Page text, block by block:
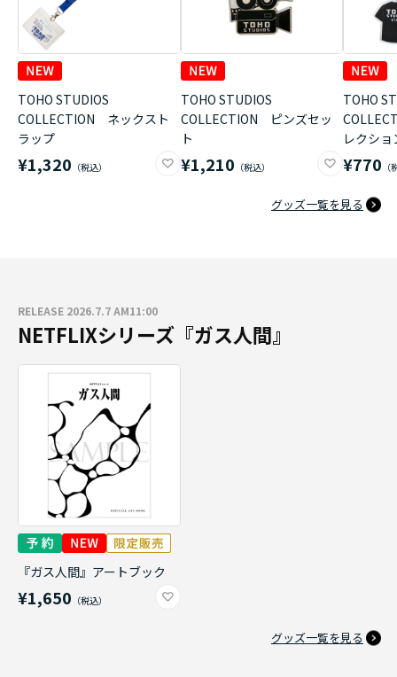
TOHO STUDIOS
COLLECTION ネックスト
ラップ
¥1,320
TOHO STUDIOS
COLLECTION ピンズセッ
ト
¥1,210
TOHO
レクシ
¥770
グッズ一覧を見る
RELEASE 2026.7.7 AM11:00
NETFLIXシリーズ『ガス人間』
『ガス人間』アートブック
¥1,650
グッズ一覧を見る